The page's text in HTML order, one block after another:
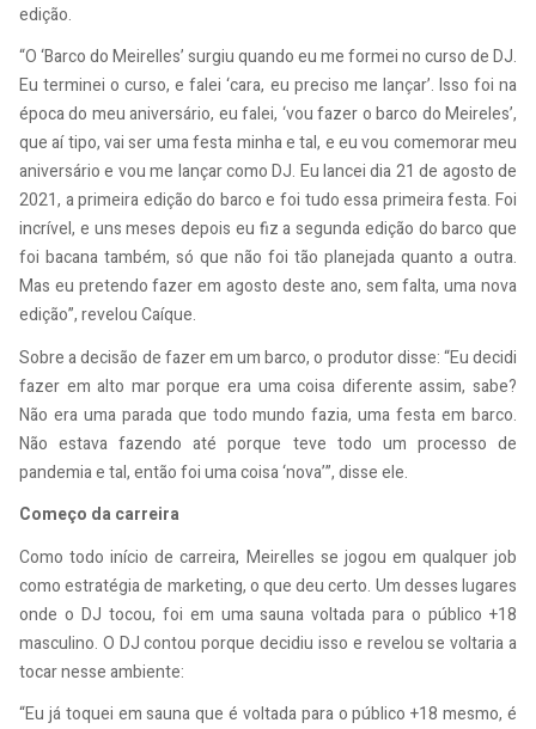
edição.
“O ‘Barco do Meirelles’ surgiu quando eu me formei no curso de DJ.
Eu terminei o curso, e falei ‘cara, eu preciso me lançar’. Isso foi na
época do meu aniversário, eu falei, ‘vou fazer o barco do Meireles’,
que aí tipo, vai ser uma festa minha e tal, e eu vou comemorar meu
aniversário e vou me lançar como DJ. Eu lancei dia 21 de agosto de
2021, a primeira edição do barco e foi tudo essa primeira festa. Foi
incrível, e uns meses depois eu fiz a segunda edição do barco que
foi bacana também, só que não foi tão planejada quanto a outra.
Mas eu pretendo fazer em agosto deste ano, sem falta, uma nova
edição”, revelou Caíque.
Sobre a decisão de fazer em um barco, o produtor disse: “Eu decidi
fazer em alto mar porque era uma coisa diferente assim, sabe?
Não era uma parada que todo mundo fazia, uma festa em barco.
Não estava fazendo até porque teve todo um processo de
pandemia e tal, então foi uma coisa ‘nova’”, disse ele.
Começo da carreira
Como todo início de carreira, Meirelles se jogou em qualquer job
como estratégia de marketing, o que deu certo. Um desses lugares
onde o DJ tocou, foi em uma sauna voltada para o público +18
masculino. O DJ contou porque decidiu isso e revelou se voltaria a
tocar nesse ambiente:
“Eu já toquei em sauna que é voltada para o público +18 mesmo, é